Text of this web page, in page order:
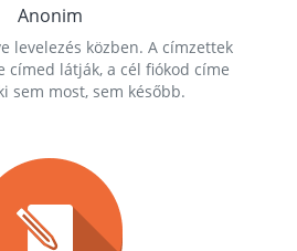
Anonim
levelezés közben. A címzettek
címed látják, a cél fiókod címe
sem most, sem később.